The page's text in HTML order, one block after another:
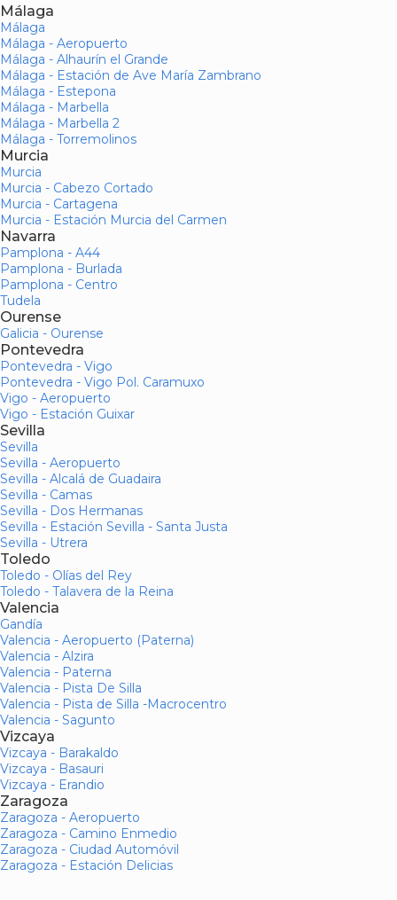
Málaga
Málaga
Málaga - Aeropuerto
Málaga - Alhaurín el Grande
Málaga - Estación de Ave María Zambrano
Málaga - Estepona
Málaga - Marbella
Málaga - Marbella 2
Málaga - Torremolinos
Murcia
Murcia
Murcia - Cabezo Cortado
Murcia - Cartagena
Murcia - Estación Murcia del Carmen
Navarra
Pamplona - A44
Pamplona - Burlada
Pamplona - Centro
Tudela
Ourense
Galicia - Ourense
Pontevedra
Pontevedra - Vigo
Pontevedra - Vigo Pol. Caramuxo
Vigo - Aeropuerto
Vigo - Estación Guixar
Sevilla
Sevilla
Sevilla - Aeropuerto
Sevilla - Alcalá de Guadaira
Sevilla - Camas
Sevilla - Dos Hermanas
Sevilla - Estación Sevilla - Santa Justa
Sevilla - Utrera
Toledo
Toledo - Olías del Rey
Toledo - Talavera de la Reina
Valencia
Gandía
Valencia - Aeropuerto (Paterna)
Valencia - Alzira
Valencia - Paterna
Valencia - Pista De Silla
Valencia - Pista de Silla -Macrocentro
Valencia - Sagunto
Vizcaya
Vizcaya - Barakaldo
Vizcaya - Basauri
Vizcaya - Erandio
Zaragoza
Zaragoza - Aeropuerto
Zaragoza - Camino Enmedio
Zaragoza - Ciudad Automóvil
Zaragoza - Estación Delicias